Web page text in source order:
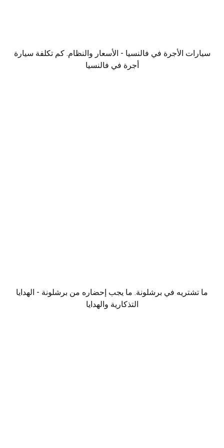
سيارات الأجرة في فالنسيا - الأسعار والنظام. كم تكلفة سيارة
أجرة في فالنسيا
ما تشتريه في برشلونة. ما يجب إحضاره من برشلونة - الهدايا
التذكارية والهدايا